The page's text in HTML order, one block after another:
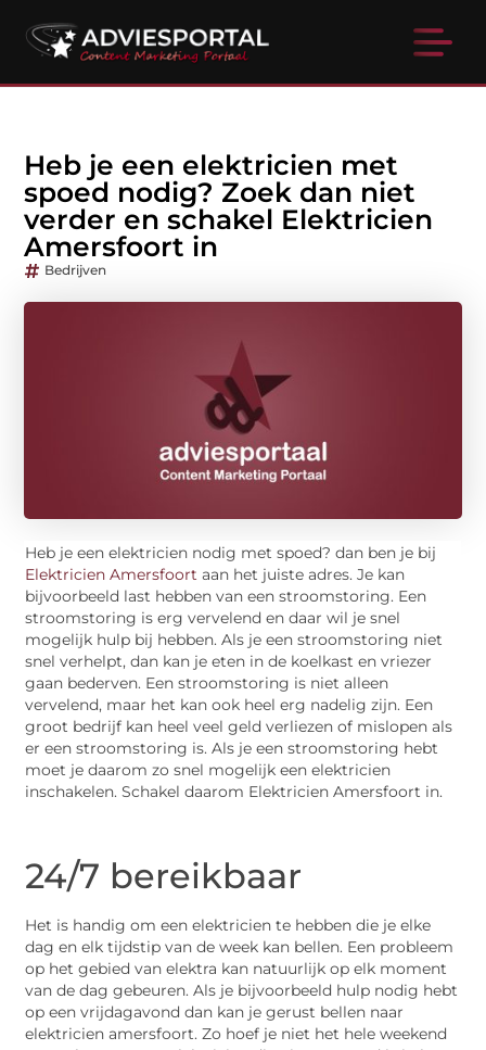
Heb je een elektricien met
spoed nodig? Zoek dan niet
verder en schakel Elektricien
Amersfoort in
Bedrijven
Heb je een elektricien nodig met spoed? dan ben je bij
Elektricien Amersfoortaan het juiste adres. Je kan
bijvoorbeeld last hebben van een stroomstoring. Een
stroomstoring is erg vervelend en daar wil je snel
mogelijk hulp bij hebben. Als je een stroomstoring niet
snel verhelpt, dan kan je eten in de koelkast en vriezer
gaan bederven. Een stroomstoring is niet alleen
vervelend, maar het kan ook heel erg nadelig zijn. Een
groot bedrijf kan heel veel geld verliezen of mislopen als
er een stroomstoring is. Als je een stroomstoring hebt
moet je daarom zo snel mogelijk een elektricien
inschakelen. Schakel daarom Elektricien Amersfoort in.
24/7 bereikbaar
Het is handig om een elektricien te hebben die je elke
dag en elk tijdstip van de week kan bellen. Een probleem
op het gebied van elektra kan natuurlijk op elk moment
van de dag gebeuren. Als je bijvoorbeeld hulp nodig hebt
op een vrijdagavond dan kan je gerust bellen naar
elektricien amersfoort. Zo hoef je niet het hele weekend